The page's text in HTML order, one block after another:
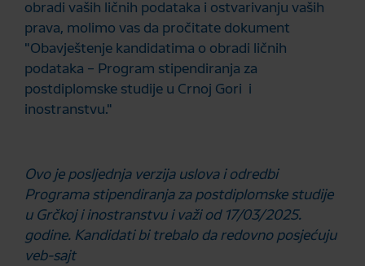
obradi vaših ličnih podataka i ostvarivanju vaših
prava, molimo vas da pročitate dokument
"Obavještenje kandidatima o obradi ličnih
podataka – Program stipendiranja za
postdiplomske studije u Crnoj Gori i
inostranstvu."
Ovo je posljednja verzija uslova i odredbi
Programa stipendiranja za postdiplomske studije
u Grčkoj i inostranstvu i važi od 17/03/2025.
godine. Kandidati bi trebalo da redovno posjećuju
veb-sajt